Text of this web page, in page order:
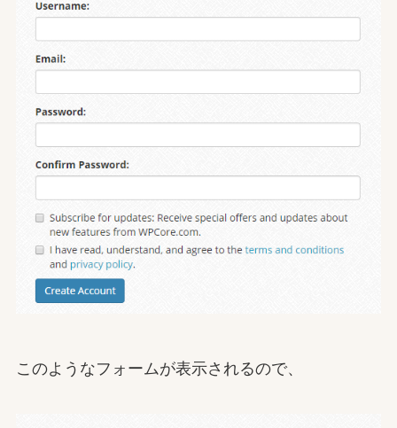
このようなフォームが表示されるので、